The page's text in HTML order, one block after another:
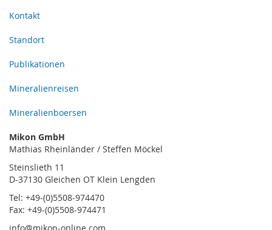
Kontakt
Standort
Publikationen
Mineralienreisen
Mineralienboersen
Mikon GmbH
Mathias Rheinländer / Steffen Möckel
Steinslieth 11
D-37130 Gleichen OT Klein Lengden
Tel: +49-(0)5508-974470
Fax: +49-(0)5508-974471